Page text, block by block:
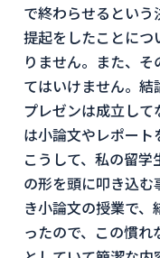
で終わらせるとい
提起をしたことに
りません。また、
てはいけません。結
プレゼンは成立して
は小論文やレポート
こうして、私の留学
の形を頭に叩き込
き小論文の授業で
ったので、この慣